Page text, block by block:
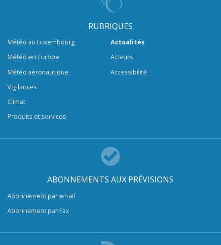
RUBRIQUES
Météo au Luxembourg
Météo en Europe
Météo aéronautique
Vigilances
Climat
Produits et services
Actualités
Acteurs
Accessibilité
ABONNEMENTS AUX PRÉVISIONS
Abonnement par email
Abonnement par Fax